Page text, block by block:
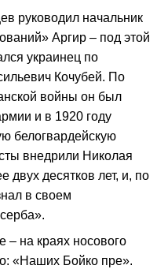
руководил начальник
Аргир – под этой
украинец по
Кочубей. По
войны он был
и в 1920 году
белогвардейскую
внедрили Николая
десятков лет, и, по
в своем
на краях носового
«Наших Бойко пре».